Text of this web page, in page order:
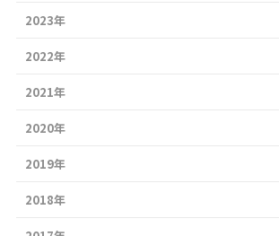
2023年
2022年
2021年
2020年
2019年
2018年